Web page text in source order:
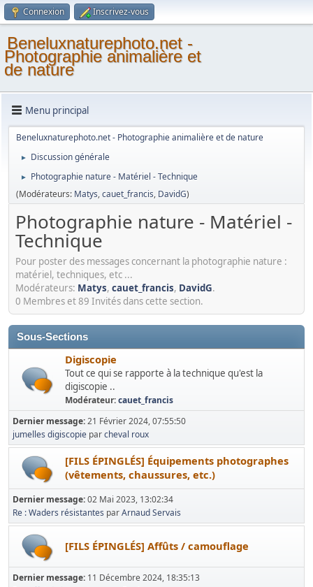
Connexion Inscrivez-vous
Beneluxnaturephoto.net -
Photographie animalière et
de nature
Menu principal
Beneluxnaturephoto.net - Photographie animalière et de nature
► Discussion générale
►
Photographie nature - Matériel - Technique
(Modérateurs: Matys,cauet_francis, DavidG)
Photographie nature - Matériel -
Technique
Pour poster des messages concernant la photographie nature :
matériel, techniques, etc ...
Modérateurs: Matys, cauet_francis, DavidG.
0 Membres et 89 Invités dans cette section.
Sous-Sections
Digiscopie
Tout ce qui se rapporte à la technique qu'est la
digiscopie ..
Modérateur:cauet_francis
Dernier message:21 Février 2024, 07:55:50
jumelles digiscopie parcheval roux
[FILS ÉPINGLÉS] Équipements photographes
(vêtements, chaussures, etc.)
Dernier message:02 Mai 2023, 13:02:34
Re : Waders résistantes parArnaud Servais
[FILS ÉPINGLÉS] Affûts / camouflage
Dernier message: 11 Décembre 2024, 18:35:13